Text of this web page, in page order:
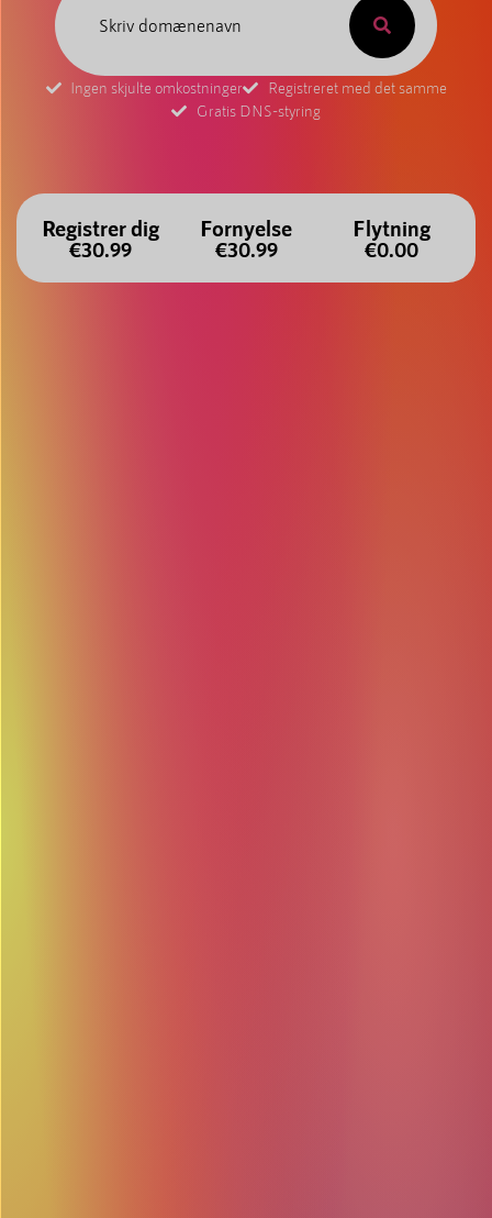
Ingen skjulte omkostninger
Registreret med det samme
Gratis DNS-styring
Registrer dig
€30.99
Fornyelse
€30.99
Flytning
€0.00